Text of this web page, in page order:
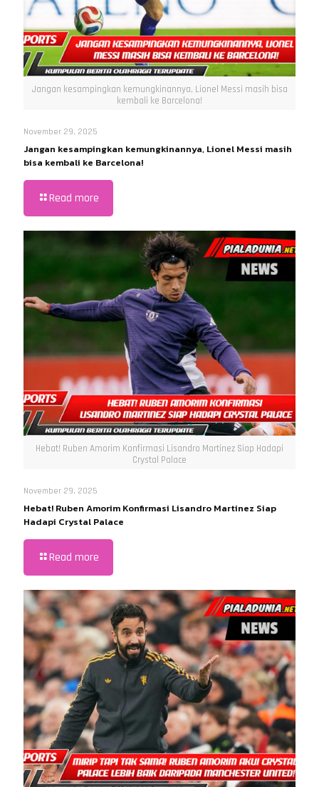
Jangan kesampingkan kemungkinannya, Lionel Messi masih bisa
kembali ke Barcelona!
November 29, 2025
Jangan kesampingkan kemungkinannya, Lionel Messi masih
bisa kembali ke Barcelona!
Read more
Hebat! Ruben Amorim Konfirmasi Lisandro Martinez Siap Hadapi
Crystal Palace
November 29, 2025
Hebat! Ruben Amorim Konfirmasi Lisandro Martinez Siap
Hadapi Crystal Palace
Read more